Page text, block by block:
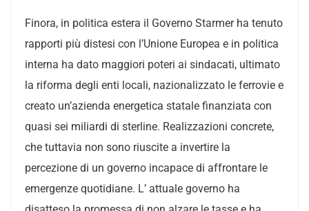
Finora, in politica estera il Governo Starmer ha tenuto
rapporti più distesi con l’Unione Europea e in politica
interna ha dato maggiori poteri ai sindacati, ultimato
la riforma degli enti locali, nazionalizzato le ferrovie e
creato un’azienda energetica statale finanziata con
quasi sei miliardi di sterline. Realizzazioni concrete,
che tuttavia non sono riuscite a invertire la
percezione di un governo incapace di affrontare le
emergenze quotidiane. L’ attuale governo ha